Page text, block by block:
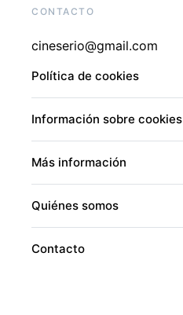
CONTACTO
cineserio@gmail.com
Política de cookies
Información sobre cookies
Más información
Quiénes somos
Contacto